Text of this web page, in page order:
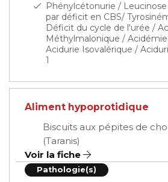
Phénylcétonurie /
par déficit en CBS/
Déficit du cycle de l'urée /
Méthylmalonique /
Acidurie Isovalérique /
1
Aliment hypoprotidique
Biscuits aux pépites de
(Taranis)
Voir la fiche
Pathologie(s)